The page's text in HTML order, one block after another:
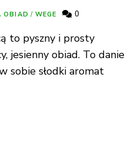
OBIAD / WEGE 0
to pyszny i prosty
jesienny obiad. To danie
sobie słodki aromat